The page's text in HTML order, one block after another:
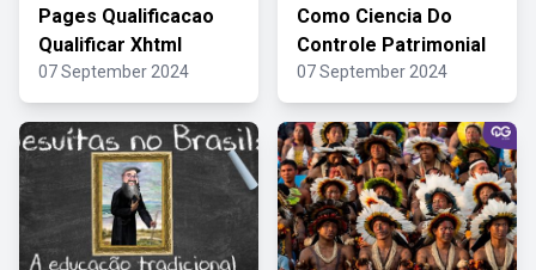
Pages Qualificacao
Qualificar Xhtml
07 September 2024
Como Ciencia Do
Controle Patrimonial
07 September 2024